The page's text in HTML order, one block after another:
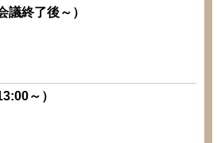
議終了後～）
～）